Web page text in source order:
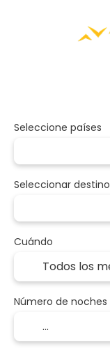
Seleccione países
Seleccionar destino
Cuándo
Número de noches